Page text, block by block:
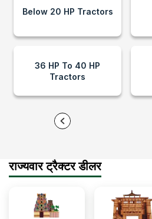
Below 20 HP Tractors
36 HP To 40 HP
Tractors
राज्यवार ट्रैक्टर डीलर